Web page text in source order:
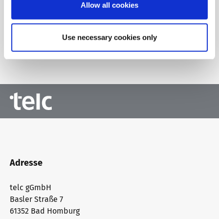
Allow all cookies
Use necessary cookies only
Zur Übersicht
Adresse
telc gGmbH
Basler Straße 7
61352 Bad Homburg